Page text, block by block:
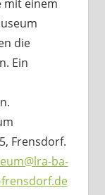
mit einem
die
Ein
Frensdorf.
ba-